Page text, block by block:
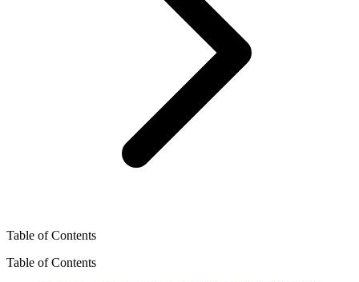
Table of Contents
Table of Contents